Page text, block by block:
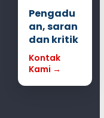
Pengadu
an, saran
dan kritik
Kontak
Kami →